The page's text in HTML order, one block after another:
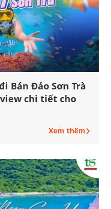
Bán Đảo Sơn Trà
chi tiết cho
Xem thêm